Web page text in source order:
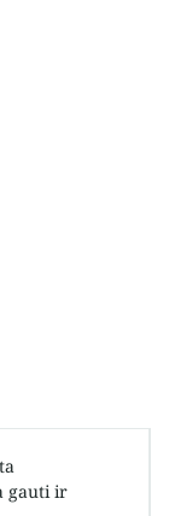
gauti ir